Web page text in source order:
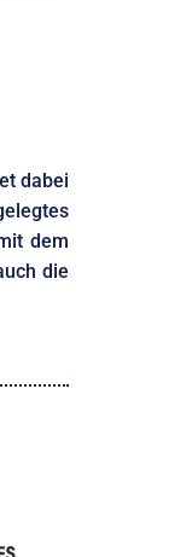
dabei
dem
die